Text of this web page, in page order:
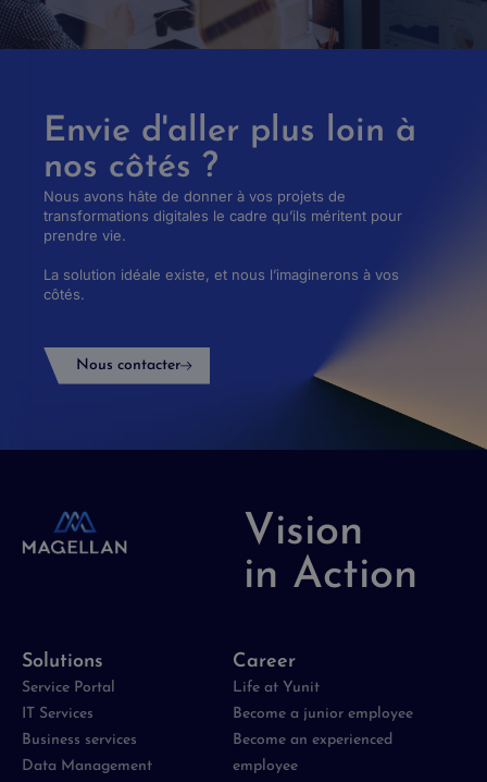
Envie d'aller plus loin à
nos côtés ?
Nous avons hâte de donner à vos projets de
transformations digitales le cadre qu’ils méritent pour
prendre vie.
La solution idéale existe, et nous l’imaginerons à vos
côtés.
Nous contacter
Vision
in Action
Solutions
Service Portal
IT Services
Business services
Data Management
Career
Life at Yunit
Become a junior employee
Become an experienced
employee